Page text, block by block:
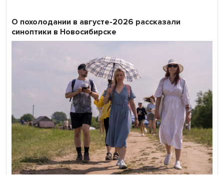
О похолодании в августе-2026 рассказали
синоптики в Новосибирске